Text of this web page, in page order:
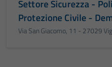
Settore Sicurezza -
Protezione Civile -
Via San Giacomo, 11 - 27029